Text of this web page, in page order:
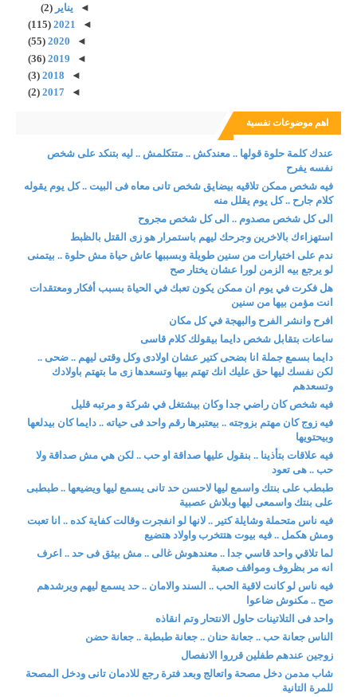
◄ يناير(2)
◄
2021
(115)
◄
2020
(55)
◄
2019
(36)
◄
2018
(3)
◄
2017
(2)
اهم موضوعات نفسية
عندك كلمة حلوة قولها .. معندكش .. متتكلمش .. ليه بتنكد على شخص
نفسه يفرح
فيه شخص ممكن تلاقيه بيضايق شخص تانى معاه فى البيت .. كل يوم يقوله
كلام جارح .. كل يوم يقلل منه
الى كل شخص مصدوم .. الى كل شخص مجروح
استهزاءك بالاخرين وجرحك ليهم باستمرار هو زى القتل بالظبط
ندم على اختيارات من سنين طويلة وبسببها عاش حياة مش حلوة .. بيتمنى
لو يرجع بيه الزمن لورا عشان يختار صح
هل فكرت في يوم ان ممكن يكون تعبك في الحياة بسبب أفكار ومعتقدات
انت مؤمن بيها من سنين
افرح وانشر الفرح والبهجة في كل مكان
ساعات بتقابل شخص دايما بيقولك كلام قاسى
دايما بسمع جملة انا بضحى كتير عشان اولادى وكل وقتى ليهم .. ضحى ..
لكن نفسك ليها حق عليك انك تهتم بيها وتسعدها زى ما بتهتم باولادك
وتسعدهم
فيه شخص كان راضي جدا وكان بيشتغل في شركة و مرتبه قليل
فيه زوج كان مهتم بزوجته .. بيعتبرها رقم واحد فى حياته .. دايما كان بيدلعها
وبيحتويها
فيه علاقات بتأذينا .. بنقول عليها صداقة او حب .. لكن هي مش صداقة ولا
حب .. هى تعود
طبطب على بنتك واسمع ليها لاحسن حد تانى يسمع ليها ويضيعها .. طبطبى
على بنتك واسمعى ليها وبلاش عصبية
فيه ناس متحملة وشايلة كتير .. لانها لو انفجرت وقالت كفاية كده .. انا تعبت
ومش هكمل .. فيه بيوت هتتخرب واولاد هتضيع
لما تلاقي واحد قاسي جدا .. معندهوش غالى .. مش بيثق فى حد .. اعرف
انه مر بظروف ومواقف صعبة
فيه ناس لو كانت لاقية الحب .. السند والامان .. حد يسمع ليهم ويرشدهم
صح .. مكنوش ضاعوا
واحد فى التلاتينات حاول الانتحار وتم انقاذه
الناس جعانة حب .. جعانة حنان .. جعانة طبطبة .. جعانة حضن
زوجين عندهم طفلين قرروا الانفصال
شاب مدمن دخل مصحة واتعالج وبعد فترة رجع للادمان تانى ودخل المصحة
للمرة التانية